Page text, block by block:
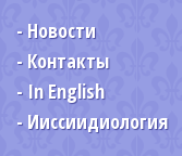
Новости
Контакты
In English
Ииссиидиология